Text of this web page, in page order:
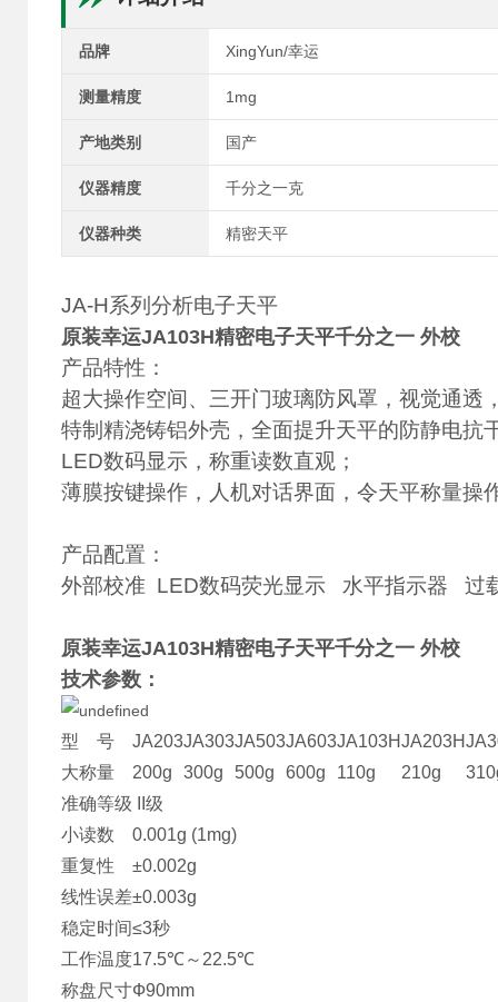
品牌 XingYun/幸运
测量精度 1mg
产地类别 国产
仪器精度 千分之一克
仪器种类 精密天平
JA-H系列分析电子天平
原装幸运JA103H精密电子天平千分之一 外校
产品特性：
超大操作空间、三开门玻璃防风罩，视觉通透
特制精浇铸铝外壳，全面提升天平的防静电抗
LED数码显示，称重读数直观；
薄膜按键操作，人机对话界面，令天平称量操
产品配置：
外部校准 LED数码荧光显示 水平指示器 过
原装幸运JA103H精密电子天平千分之一 外校
技术参数：
型 号 JA203JA303JA503JA603JA103HJA203H
大称量
200g 300g 500g 600g 110g 210g
准确等级 II级
小读数
0.001g (1mg)
重复性
±0.002g
线性误差±0.003g
稳定时间≤3秒
工作温度17.5℃～22.5℃
称盘尺寸Ф90mm